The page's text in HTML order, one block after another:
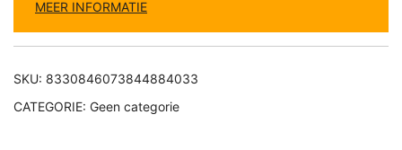
MEER INFORMATIE
SKU: 8330846073844884033
CATEGORIE: Geen categorie